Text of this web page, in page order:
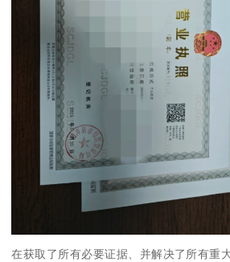
在获取了所有必要证据、并解决了所有重